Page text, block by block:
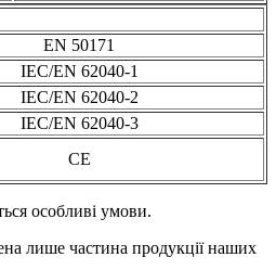
EN 50171
IEC/EN 62040-1
IEC/EN 62040-2
IEC/EN 62040-3
CE
особливі умови.
лише частина продукції наших